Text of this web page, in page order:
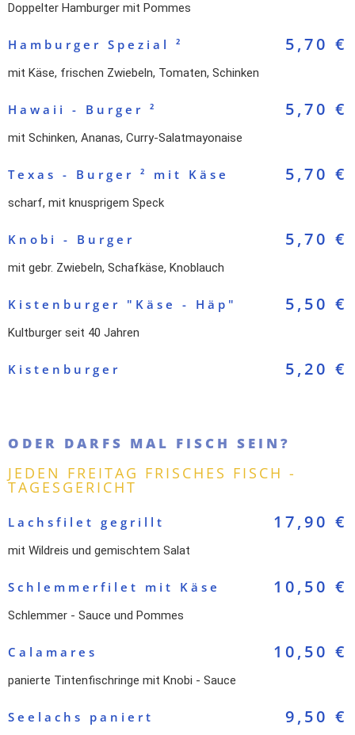
Doppelter Hamburger mit Pommes
Hamburger Spezial ² 5,70 €
mit Käse, frischen Zwiebeln, Tomaten, Schinken
Hawaii - Burger ² 5,70 €
mit Schinken, Ananas, Curry-Salatmayonaise
Texas - Burger ² mit Käse 5,70 €
scharf, mit knusprigem Speck
Knobi - Burger 5,70 €
mit gebr. Zwiebeln, Schafkäse, Knoblauch
Kistenburger "Käse - Häp" 5,50 €
Kultburger seit 40 Jahren
Kistenburger 5,20 €
ODER DARFS MAL FISCH SEIN?
JEDEN FREITAG FRISCHES FISCH -
TAGESGERICHT
Lachsfilet gegrillt 17,90 €
mit Wildreis und gemischtem Salat
Schlemmerfilet mit Käse 10,50 €
Schlemmer - Sauce und Pommes
Calamares 10,50 €
panierte Tintenfischringe mit Knobi - Sauce
Seelachs paniert 9,50 €